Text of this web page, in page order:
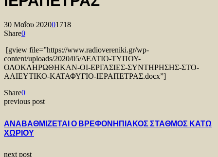
30 Μαΐου 202001718
Share0
[gview file=”https://www.radiovereniki.gr/wp-
content/uploads/2020/05/ΔΕΛΤΙΟ-ΤΥΠΟΥ-
ΟΛΟΚΛΗΡΩΘΗΚΑΝ-ΟΙ-ΕΡΓΑΣΙΕΣ-ΣΥΝΤΗΡΗΣΗΣ-ΣΤΟ-
ΑΛΙΕΥΤΙΚΟ-ΚΑΤΑΦΥΓΙΟ-ΙΕΡΑΠΕΤΡΑΣ.docx”]
Share0
previous post
ΑΝΑΒΑΘΜΙΖΕΤΑΙ Ο ΒΡΕΦΟΝΗΠΙΑΚΟΣ ΣΤΑΘΜΟΣ ΚΑΤΩ
ΧΩΡΙΟΥ
next post